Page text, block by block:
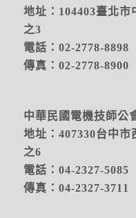
地址：104403臺北市
之3
電話：02-2778-8898
傳真：02-2778-8900
中華民國電機技師公
地址： 407330台中市
之6
電話：04-2327-5085
傳真：04-2327-3711